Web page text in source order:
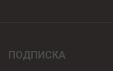
ПОДПИСКА